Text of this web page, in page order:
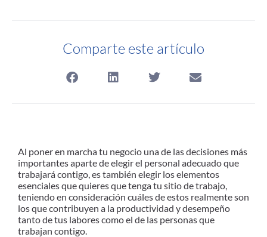
Comparte este artículo
Al poner en marcha tu negocio una de las decisiones más
importantes aparte de elegir el personal adecuado que
trabajará contigo, es también elegir los elementos
esenciales que quieres que tenga tu sitio de trabajo,
teniendo en consideración cuáles de estos realmente son
los que contribuyen a la productividad y desempeño
tanto de tus labores como el de las personas que
trabajan contigo.